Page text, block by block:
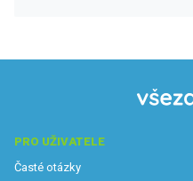
PRO UŽIVATELE
Časté otázky